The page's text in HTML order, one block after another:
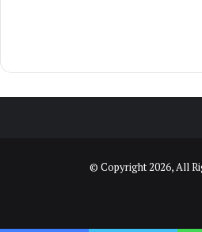
© Copyright 2026, All